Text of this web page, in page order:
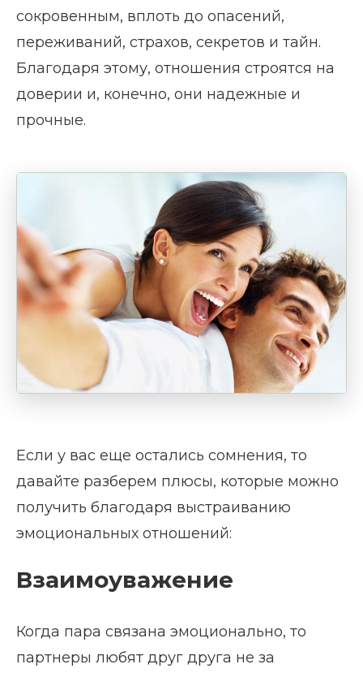
сокровенным, вплоть до опасений,
переживаний, страхов, секретов и тайн.
Благодаря этому, отношения строятся на
доверии и, конечно, они надежные и
прочные.
Если у вас еще остались сомнения, то
давайте разберем плюсы, которые можно
получить благодаря выстраиванию
эмоциональных отношений:
Взаимоуважение
Когда пара связана эмоционально, то
партнеры любят друг друга не за